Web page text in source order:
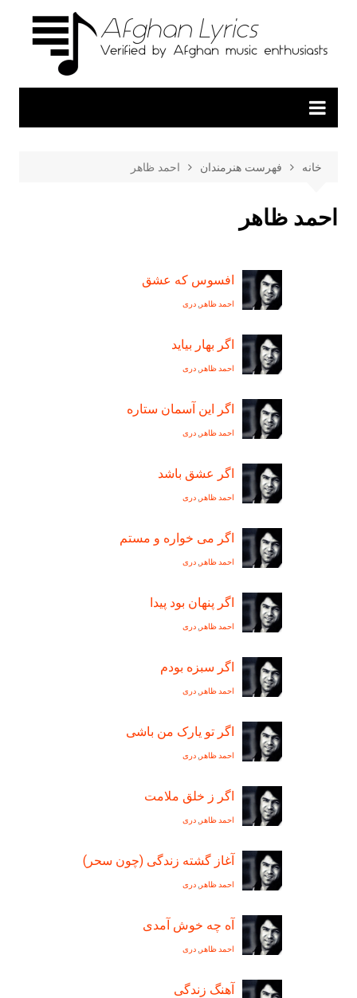
خانه فهرست هنرمندان احمد ظاهر
احمد ظاهر
افسوس که عشق
احمد ظاهر دری
اگر بهار بيايد
احمد ظاهر دری
اگر اين آسمان ستاره
احمد ظاهر دری
اگر عشق باشد
احمد ظاهر دری
اگر می خواره و مستم
احمد ظاهر دری
اگر پنهان بود پیدا
احمد ظاهر دری
اگر سبزه بودم
احمد ظاهر دری
اگر تو يارک من باشی
احمد ظاهر دری
اگر ز خلق ملامت
احمد ظاهر دری
آغاز گشته زندگی (چون سحر)
احمد ظاهر دری
آه چه خوش آمدی
احمد ظاهر دری
آهنگ زندگی